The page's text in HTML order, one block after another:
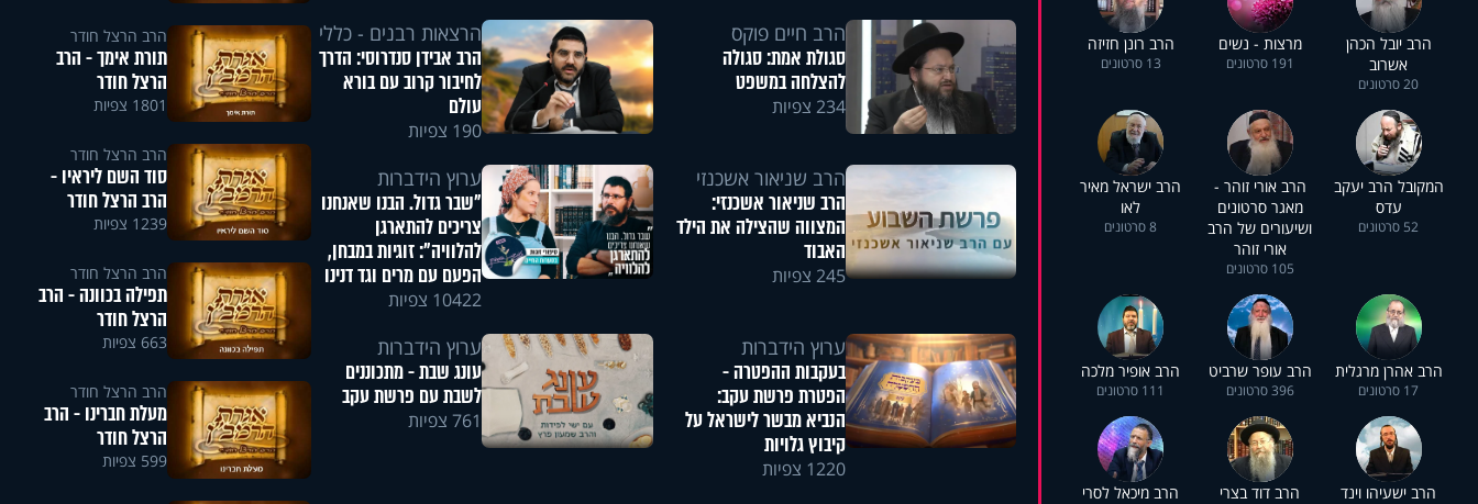
הרב יובל הכהן
אשרוב
20 סרטונים
מרצות - נשים
191 סרטונים
הרב רונן חזיזה
13 סרטונים
המקובל הרב יעקב
עדס
52 סרטונים
הרב אורי זוהר -
מאגר סרטונים
ושיעורים של הרב
אורי זוהר
105 סרטונים
הרב ישראל מאיר
לאו
8 סרטונים
הרב אהרן מרגלית
17 סרטונים
הרב עופר שרביט
396 סרטונים
הרב אופיר מלכה
111 סרטונים
הרב ישעיהו וינד הרב דוד בצרי הרב מיכאל לסרי
הרב חיים פוקס
סגולת אמת: סגולה
להצלחה במשפט
234 צפיות
הרצאות רבנים - כללי
הרב אבידן סנדרוסי: הדרך
לחיבור קרוב עם בורא
עולם
190 צפיות
הרב שניאור אשכנזי
הרב שניאור אשכנזי:
המצווה שהצילה את הילד
האבוד
245 צפיות
ערוץ הידברות
"שבר גדול. הבנו שאנחנו
צריכים להתארגן
להלוויה": זוגיות במבחן,
הפעם עם מרים וגד דנינו
10422 צפיות
ערוץ הידברות
בעקבות ההפטרה -
הפטרת פרשת עקב:
הנביא מבשר לישראל על
קיבוץ גלויות
1220 צפיות
ערוץ הידברות
עונג שבת - מתכוננים
לשבת עם פרשת עקב
761 צפיות
הרב הרצל חודר
תורת אימך - הרב
הרצל חודר
1801 צפיות
הרב הרצל חודר
סוד השם ליראיו -
הרב הרצל חודר
1239 צפיות
הרב הרצל חודר
תפילה בכוונה - הרב
הרצל חודר
663 צפיות
הרב הרצל חודר
מעלת חברינו - הרב
הרצל חודר
599 צפיות